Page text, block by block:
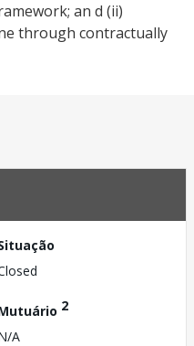
an d (ii)
through contractually
2
A